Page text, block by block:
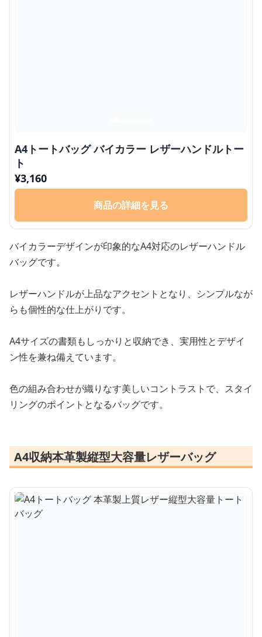
A4トートバッグ バイカラー レザーハンドルトー
ト
¥3,160
商品の詳細を見る
バイカラーデザインが印象的なA4対応のレザーハンドル
バッグです。
レザーハンドルが上品なアクセントとなり、シンプルなが
らも個性的な仕上がりです。
A4サイズの書類もしっかりと収納でき、実用性とデザイ
ン性を兼ね備えています。
色の組み合わせが織りなす美しいコントラストで、スタイ
リングのポイントとなるバッグです。
A4収納本革製縦型大容量レザーバッグ